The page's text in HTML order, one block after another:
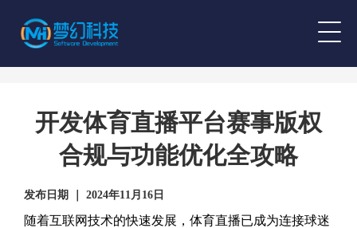
开发体育直播平台赛事版权
合规与功能优化全攻略
发布日期 ｜ 2024年11月16日
随着互联网技术的快速发展，体育直播已成为连接球迷